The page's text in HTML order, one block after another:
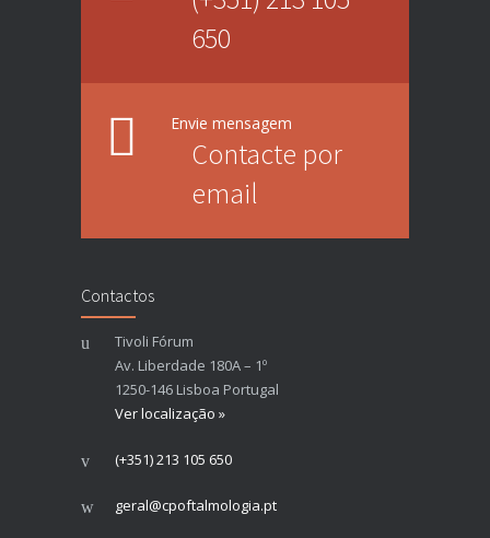
650
Envie mensagem
Contacte por
email
Contactos
Tivoli Fórum
Av. Liberdade 180A – 1º
1250-146 Lisboa Portugal
Ver localização »
(+351) 213 105 650
geral@cpoftalmologia.pt